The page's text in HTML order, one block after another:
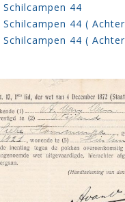
Schilcampen 44
Schilcampen 44 (
Schilcampen 44 (